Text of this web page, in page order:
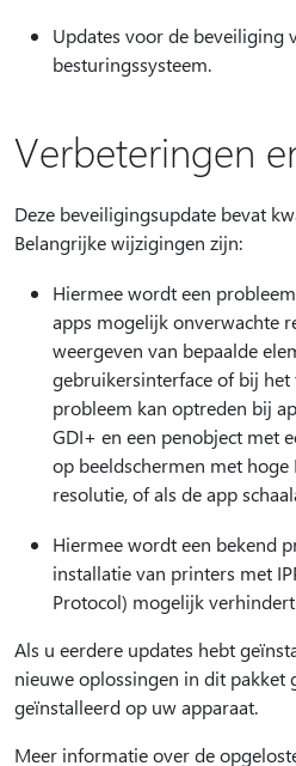
Updates voor de beveiliging
besturingssysteem.
Verbeteringen
Deze beveiligingsupdate bevat
Belangrijke wijzigingen zijn:
Hiermee wordt een
apps mogelijk onverwachte
weergeven van bepaalde
gebruikersinterface of bij het
probleem kan optreden bij
GDI+ en een penobject met
op beeldschermen met hoge
resolutie, of als de app
Hiermee wordt een bekend
installatie van printers met
Protocol) mogelijk
Als u eerdere updates hebt
nieuwe oplossingen in dit pakket
geïnstalleerd op uw apparaat.
Meer informatie over de